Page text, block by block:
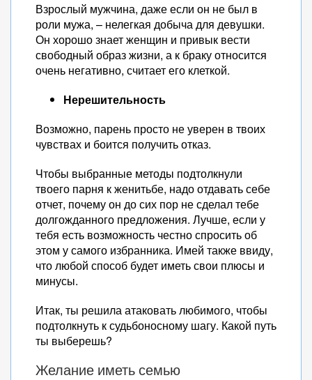
Взрослый мужчина, даже если он не был в
роли мужа, – нелегкая добыча для девушки.
Он хорошо знает женщин и привык вести
свободный образ жизни, а к браку относится
очень негативно, считает его клеткой.
Нерешительность
Возможно, парень просто не уверен в твоих
чувствах и боится получить отказ.
Чтобы выбранные методы подтолкнули
твоего парня к женитьбе, надо отдавать себе
отчет, почему он до сих пор не сделал тебе
долгожданного предложения. Лучше, если у
тебя есть возможность честно спросить об
этом у самого избранника. Имей также ввиду,
что любой способ будет иметь свои плюсы и
минусы.
Итак, ты решила атаковать любимого, чтобы
подтолкнуть к судьбоносному шагу. Какой путь
ты выберешь?
Желание иметь семью